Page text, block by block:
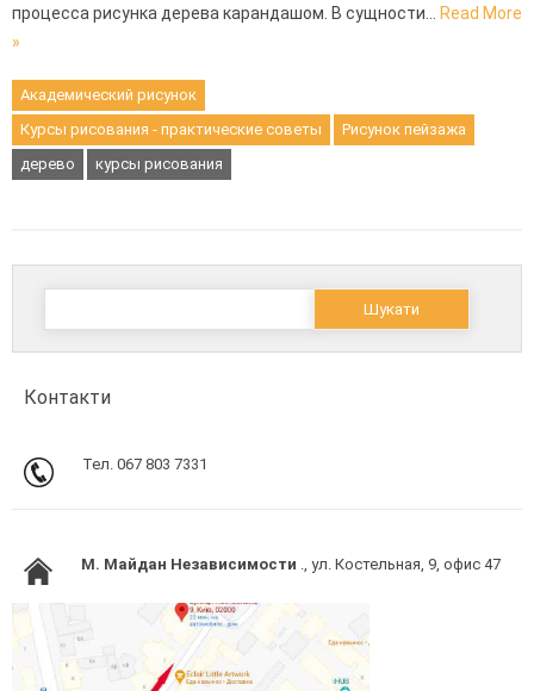
процесса рисунка дерева карандашом. В сущности…
Read More
»
Академический рисунок
Курсы рисования - практические советы
Рисунок пейзажа
дерево
курсы рисования
Пошук:
Контакти
Тел. 067 803 7331
M. Майдан Независимости ., ул. Костельная, 9, офис 47